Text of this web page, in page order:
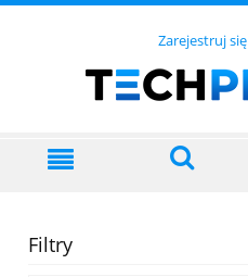
Zarejestruj się
Filtry